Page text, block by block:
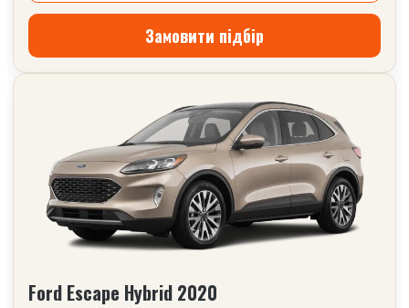
Замовити підбір
Ford Escape Hybrid 2020